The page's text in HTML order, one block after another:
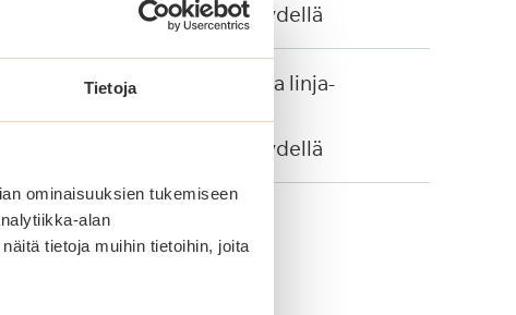
Tietoja
ominaisuuksien tukemiseen
alan
tietoja muihin tietoihin, joita
kävelyetäisyydellä
Juna-asema ja linja-
autopysäkit
kävelyetäisyydellä